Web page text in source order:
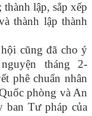
lập, sắp xếp
thành lập thành
cũng đã cho ý
tháng 2-
phê chuẩn nhân
phòng và An
ban Tư pháp của